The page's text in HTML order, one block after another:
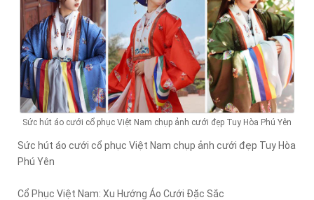
Sức hút áo cưới cổ phục Việt Nam chụp ảnh cưới đẹp Tuy Hòa Phú Yên
Sức hút áo cưới cổ phục Việt Nam chụp ảnh cưới đẹp Tuy Hòa
Phú Yên
Cổ Phục Việt Nam: Xu Hướng Áo Cưới Đặc Sắc